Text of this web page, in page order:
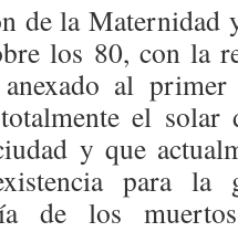
de la Maternidad
los 80, con la
al
el
y que
para
de los